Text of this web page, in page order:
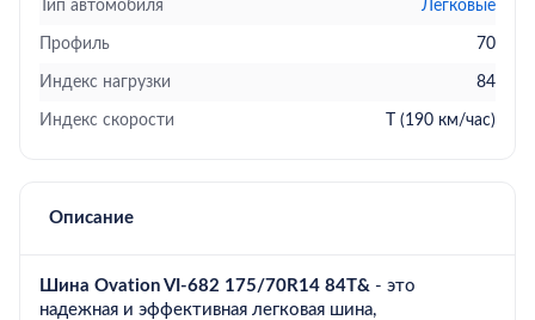
Тип автомобиля Легковые
Профиль 70
Индекс нагрузки 84
Индекс скорости T (190 км/час)
Описание
Шина Ovation VI-682 175/70R14 84T& - это
надежная и эффективная легковая шина,